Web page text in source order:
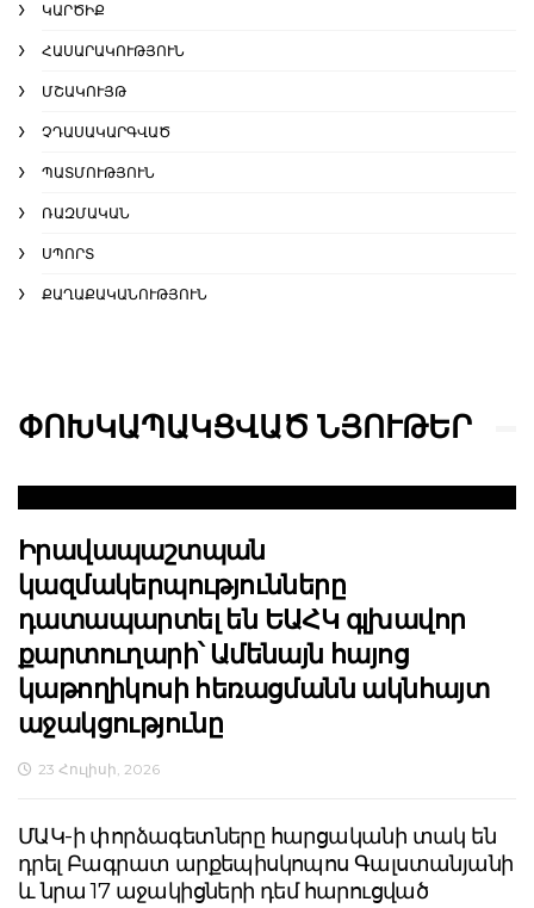
ԿԱՐԾԻՔ
ՀԱՍԱՐԱԿՈՒԹՅՈՒՆ
ՄՇԱԿՈՒՅԹ
ՉԴԱՍԱԿԱՐԳՎԱԾ
ՊԱՏՄՈՒԹՅՈՒՆ
ՌԱԶՄԱԿԱՆ
ՍՊՈՐՏ
ՔԱՂԱՔԱԿԱՆՈՒԹՅՈՒՆ
ՓՈԽԿԱՊԱԿՑՎԱԾ ՆՅՈՒԹԵՐ
Իրավապաշտպան
կազմակերպությունները
դատապարտել են ԵԱՀԿ գլխավոր
քարտուղարի՝ Ամենայն հայոց
կաթողիկոսի հեռացմանն ակնհայտ
աջակցությունը
23 Հուլիսի, 2026
ՄԱԿ-ի փորձագետները հարցականի տակ են
դրել Բագրատ արքեպիսկոպոս Գալստանյանի
և նրա 17 աջակիցների դեմ հարուցված